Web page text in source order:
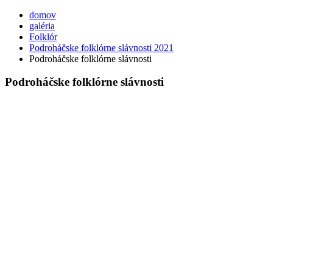
domov
galéria
Folklór
Podroháčske folklórne slávnosti 2021
Podroháčske folklórne slávnosti
Podroháčske folklórne slávnosti